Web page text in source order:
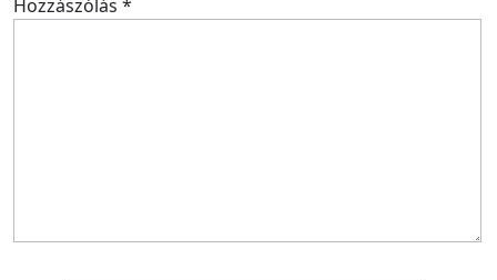
Hozzászólás *